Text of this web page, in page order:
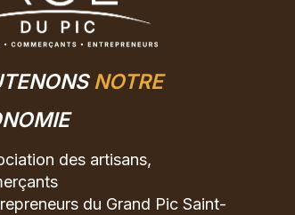
NOTRE
des artisans,
du Grand Pic Saint-